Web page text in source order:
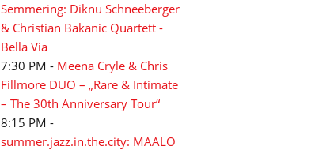
Semmering: Diknu Schneeberger
& Christian Bakanic Quartett -
Bella Via
7:30 PM - Meena Cryle & Chris
Fillmore DUO – „Rare & Intimate
– The 30th Anniversary Tour“
8:15 PM -
summer.jazz.in.the.city: MAALO